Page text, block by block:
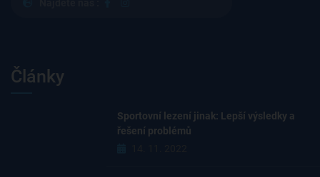
Články
Sportovní lezení jinak: Lepší výsledky a
řešení problémů